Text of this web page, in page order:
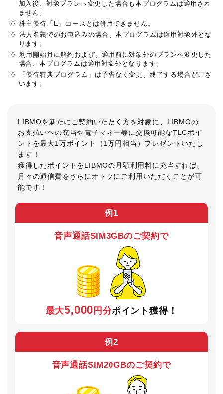
加入後、対象プランへ変更した場合も本プログラムは適用され
ません。
※ 株主優待「E」コースとは併用できません。
※ 法人名義でのお申込みの場合、本プログラムは適用対象外とな
ります。
※ 利用開始月に解約および、適用前に対象外のプランへ変更した
場合、本プログラムは適用対象外となります。
※ 「優待特典プログラム」は予告なく変更、終了する場合がござ
います。
LIBMOを新たにご契約いただく方を対象に、LIBMOの
お支払いへの充当や電子マネー等に交換可能なTLCポイ
ントを最大1万ポイント（1万円相当）プレゼントいたし
ます！
獲得したポイントをLIBMOの月額利用料に充当すれば、
月々の通信費をさらにオトクにご利用いただくことが可
能です！
例1
音声通話SIM3GBのご契約で
最大5,000 円分ポイント獲得！
例2
音声通話SIM20GBのご契約で